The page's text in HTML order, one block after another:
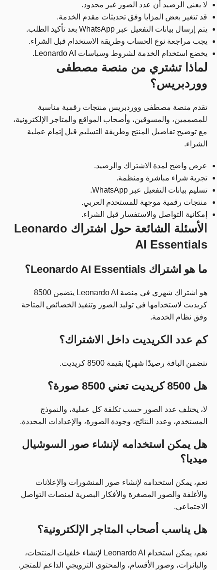
لا يعني الرصيد أن عدد الصور غير محدود.
قد تتغير بعض المزايا وفق تحديثات مقدم الخدمة.
يتم إرسال بيانات التفعيل عبر WhatsApp بعد تأكيد الطلب.
يجب مراجعة نوع الحساب وطريقة الاستخدام قبل الشراء.
يخضع استخدام الخدمة لشروط وسياسات Leonardo AI.
لماذا تشتري من منصة مصطفى
ووردبريس؟
تقدم منصة مصطفى ووردبريس منتجات رقمية مناسبة
للمصممين، والمسوقين، وأصحاب المواقع والمتاجر الإلكترونية،
مع توضيح تفاصيل المنتج وطريقة التسليم قبل إتمام عملية
الشراء.
عرض واضح لمدة الاشتراك والرصيد.
تجربة شراء مباشرة ومنظمة.
تسليم بيانات التفعيل عبر WhatsApp.
منتجات رقمية موجهة للمستخدم العربي.
إمكانية التواصل والاستفسار قبل الشراء.
الأسئلة الشائعة حول اشتراك Leonardo
AI Essentials
ما هو اشتراك Leonardo AI Essentials؟
هو اشتراك شهري في منصة Leonardo AI يتضمن 8500
كريديت لاستخدامها في توليد الصور وتنفيذ الخصائص المتاحة
وفق نظام الخدمة.
كم عدد الكريديت داخل الاشتراك؟
تتضمن الباقة رصيدًا شهريًا بقيمة 8500 كريديت.
هل 8500 كريديت تعني 8500 صورة؟
لا، يختلف عدد الصور حسب تكلفة كل عملية، والنموذج
المستخدم، وعدد النتائج، وجودة الصورة، والإعدادات المحددة.
هل يمكن استخدامه لإنشاء صور السوشيال
ميديا؟
نعم، يمكن استخدامه لإنشاء صور المنشورات والإعلانات
والأغلفة والصور المصغرة والأفكار البصرية لمنصات التواصل
الاجتماعي.
هل يناسب أصحاب المتاجر الإلكترونية؟
نعم، يمكن استخدام Leonardo AI لإنشاء خلفيات المنتجات،
والبانرات، وصور الأقسام، والمحتوى الترويجي الداعم للمتجر.